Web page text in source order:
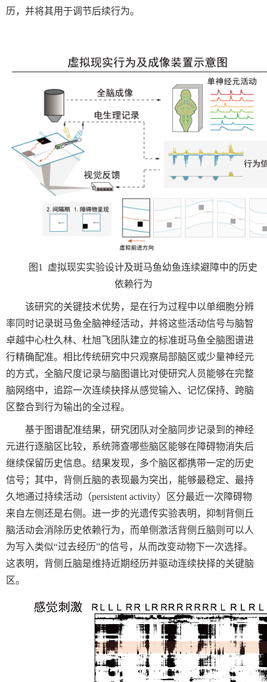
历，并将其用于调节后续行为。
图 1 虚拟现实实验设计及斑马鱼幼鱼连续避障中的历史
依赖行为
该研究的关键技术优势，是在行为过程中以单细胞分辨
率同时记录斑马鱼全脑神经活动，并将这些活动信号与脑智
卓越中心杜久林、杜旭飞团队建立的标准斑马鱼全脑图谱进
行精确配准。相比传统研究中只观察局部脑区或少量神经元
的方式，全脑尺度记录与脑图谱比对使研究人员能够在完整
脑网络中，追踪一次连续抉择从感觉输入、记忆保持、跨脑
区整合到行为输出的全过程。
基于图谱配准结果，研究团队对全脑同步记录到的神经
元进行逐脑区比较，系统筛查哪些脑区能够在障碍物消失后
继续保留历史信息。结果发现，多个脑区都携带一定的历史
信号；其中，背侧丘脑的表现最为突出，能够最稳定、最持
久地通过持续活动（persistent activity）区分最近一次障碍物
来自左侧还是右侧。进一步的光遗传实验表明，抑制背侧丘
脑活动会消除历史依赖行为，而单侧激活背侧丘脑则可以人
为写入类似“过去经历”的信号，从而改变动物下一次选择。
这表明，背侧丘脑是维持近期经历并驱动连续抉择的关键脑
区。